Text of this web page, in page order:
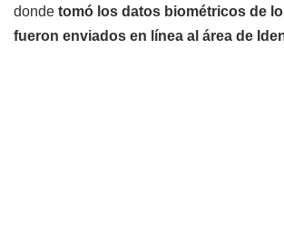
donde tomó los datos biométricos de
fueron enviados en línea al área de